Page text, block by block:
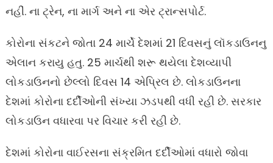
નહીં. ના ટ્રેન, ના માર્ગ અને ના એર ટ્રાન્સપોર્ટ.
કોરોના સંકટને જોતા 24 માર્ચે દેશમાં 21 દિવસનું લૉકડાઉનનુ
એલાન કરાયુ હતુ. 25 માર્ચથી શરૂ થયેલા દેશવ્યાપી
લોકડાઉનનો છેલ્લો દિવસ 14 એપ્રિલ છે. લોકડાઉનના
દેશમાં કોરોના દર્દીઓની સંખ્યા ઝડપથી વધી રહી છે. સરકાર
લોકડાઉન વધારવા પર વિચાર કરી રહી છે.
દેશમાં કોરોના વાઈરસના સંક્રમિત દર્દીઓમાં વધારો જોવા